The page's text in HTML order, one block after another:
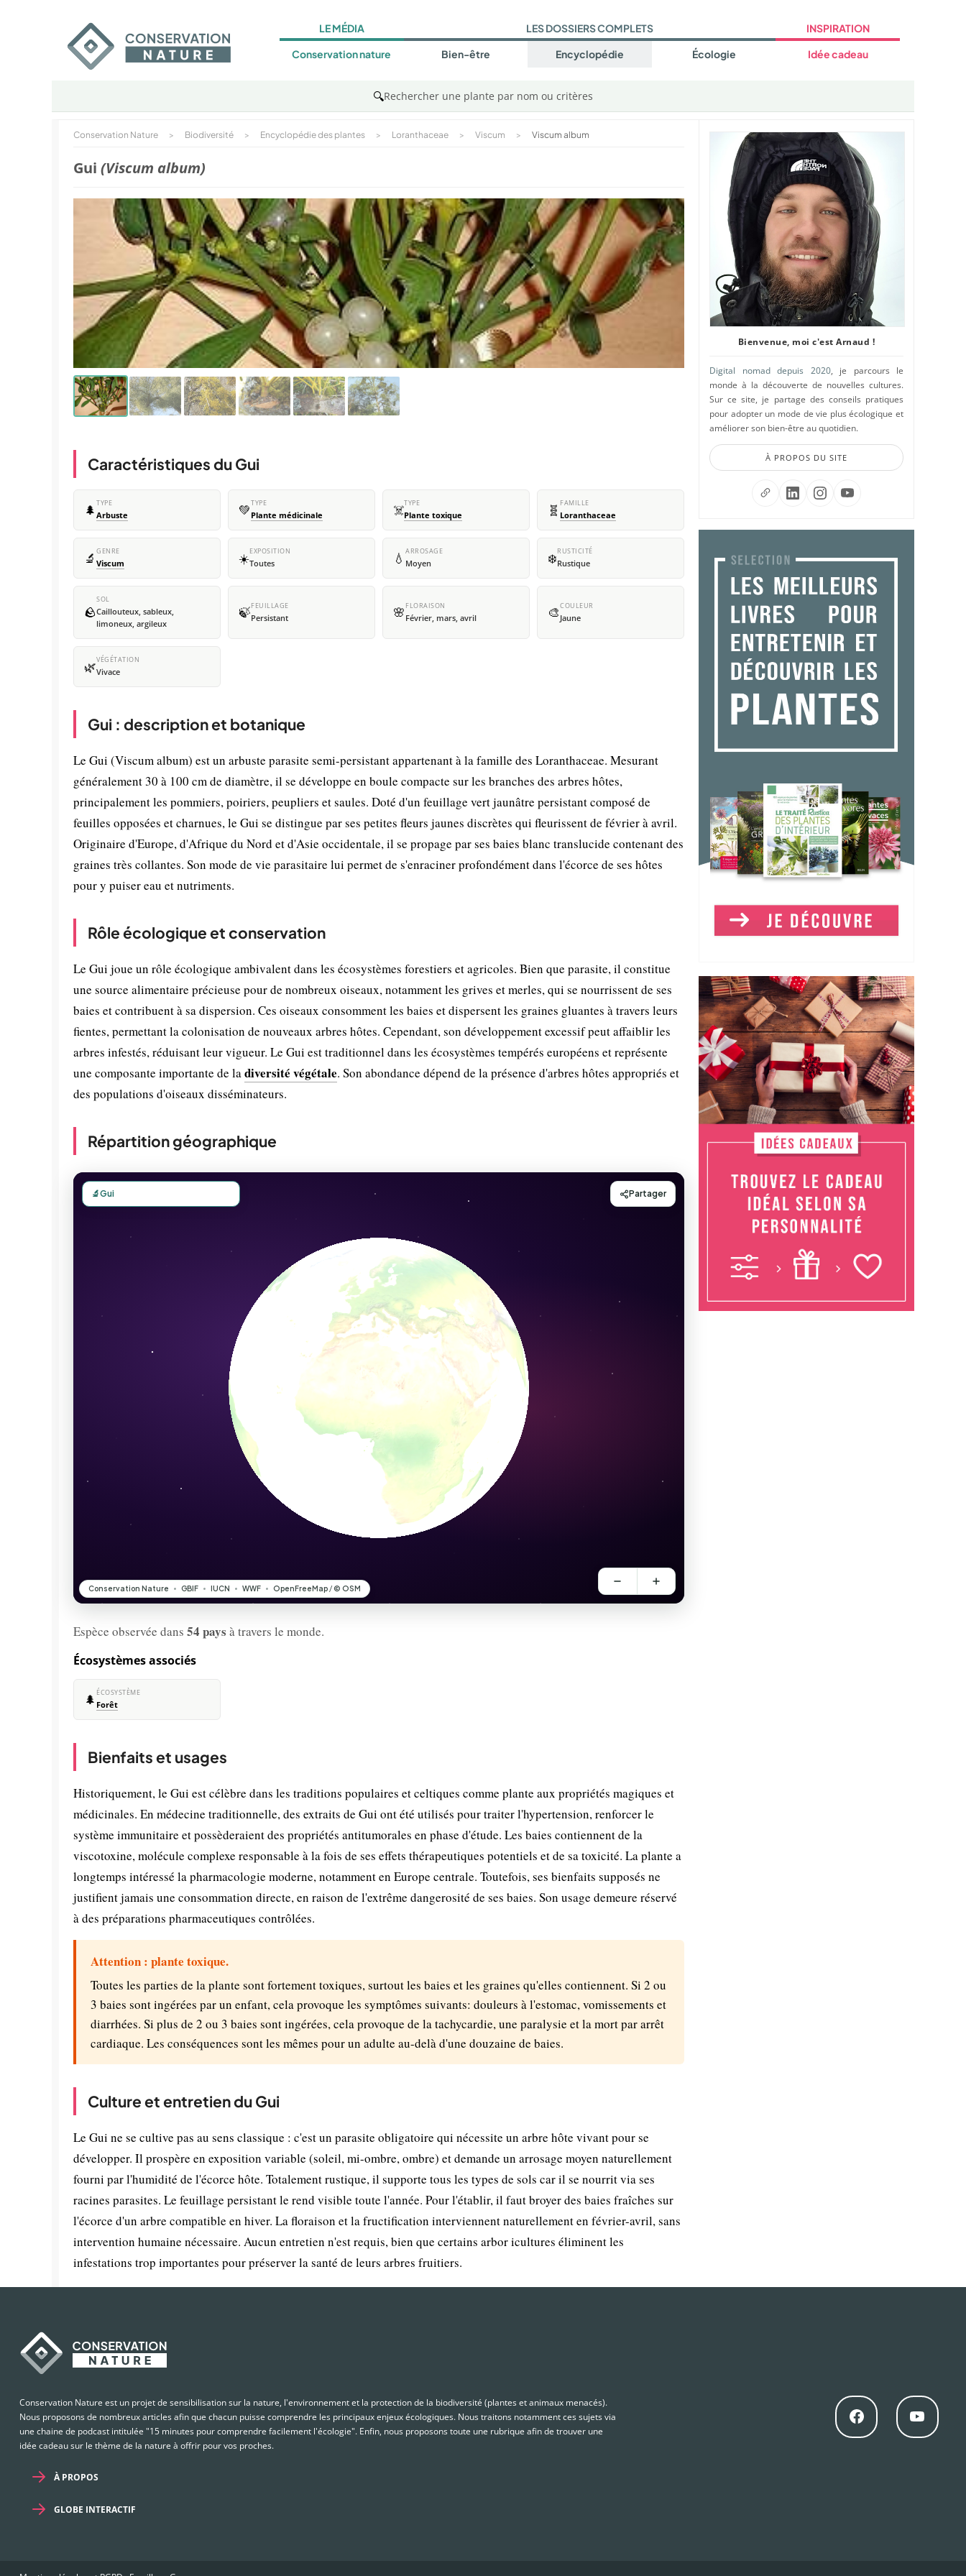
LE MÉDIA
Conservation nature
LES DOSSIERS COMPLETS
Bien-être Encyclopédie Écologie
INSPIRATION
Idée cadeau
🔍Rechercher une plante par nom ou critères
Conservation Nature > Biodiversité > Encyclopédie des plantes > Loranthaceae > Viscum > Viscum album
Gui (Viscum album)
Caractéristiques du Gui
🌲 TYPE
Arbuste 💚TYPE
Plante médicinale ☠️TYPE
Plante toxique 🧬 FAMILLE
Loranthaceae
🔬 GENRE
Viscum ☀️EXPOSITION
Toutes 💧 ARROSAGE
Moyen ❄️RUSTICITÉ
Rustique
🪨
SOL
Caillouteux, sableux,
limoneux, argileux
🍃FEUILLAGE
Persistant 🌸 FLORAISON
Février, mars, avril 🎨COULEUR
Jaune
🌿VÉGÉTATION
Vivace
Gui : description et botanique
Le Gui (Viscum album) est un arbuste parasite semi-persistant appartenant à la famille des Loranthaceae. Mesurant
généralement 30 à 100 cm de diamètre, il se développe en boule compacte sur les branches des arbres hôtes,
principalement les pommiers, poiriers, peupliers et saules. Doté d'un feuillage vert jaunâtre persistant composé de
feuilles opposées et charnues, le Gui se distingue par ses petites fleurs jaunes discrètes qui fleurissent de février à avril.
Originaire d'Europe, d'Afrique du Nord et d'Asie occidentale, il se propage par ses baies blanc translucide contenant des
graines très collantes. Son mode de vie parasitaire lui permet de s'enraciner profondément dans l'écorce de ses hôtes
pour y puiser eau et nutriments.
Rôle écologique et conservation
Le Gui joue un rôle écologique ambivalent dans les écosystèmes forestiers et agricoles. Bien que parasite, il constitue
une source alimentaire précieuse pour de nombreux oiseaux, notamment les grives et merles, qui se nourrissent de ses
baies et contribuent à sa dispersion. Ces oiseaux consomment les baies et dispersent les graines gluantes à travers leurs
fientes, permettant la colonisation de nouveaux arbres hôtes. Cependant, son développement excessif peut affaiblir les
arbres infestés, réduisant leur vigueur. Le Gui est traditionnel dans les écosystèmes tempérés européens et représente
une composante importante de ladiversité végétale. Son abondance dépend de la présence d'arbres hôtes appropriés et
des populations d'oiseaux disséminateurs.
Répartition géographique
Espèce observée dans 54 pays à travers le monde.
Écosystèmes associés
🌲 ÉCOSYSTÈME
Forêt
Bienfaits et usages
Historiquement, le Gui est célèbre dans les traditions populaires et celtiques comme plante aux propriétés magiques et
médicinales. En médecine traditionnelle, des extraits de Gui ont été utilisés pour traiter l'hypertension, renforcer le
système immunitaire et possèderaient des propriétés antitumorales en phase d'étude. Les baies contiennent de la
viscotoxine, molécule complexe responsable à la fois de ses effets thérapeutiques potentiels et de sa toxicité. La plante a
longtemps intéressé la pharmacologie moderne, notamment en Europe centrale. Toutefois, ses bienfaits supposés ne
justifient jamais une consommation directe, en raison de l'extrême dangerosité de ses baies. Son usage demeure réservé
à des préparations pharmaceutiques contrôlées.
Attention : plante toxique.
Toutes les parties de la plante sont fortement toxiques, surtout les baies et les graines qu'elles contiennent. Si 2 ou
3 baies sont ingérées par un enfant, cela provoque les symptômes suivants: douleurs à l'estomac, vomissements et
diarrhées. Si plus de 2 ou 3 baies sont ingérées, cela provoque de la tachycardie, une paralysie et la mort par arrêt
cardiaque. Les conséquences sont les mêmes pour un adulte au-delà d'une douzaine de baies.
Culture et entretien du Gui
Le Gui ne se cultive pas au sens classique : c'est un parasite obligatoire qui nécessite un arbre hôte vivant pour se
développer. Il prospère en exposition variable (soleil, mi-ombre, ombre) et demande un arrosage moyen naturellement
fourni par l'humidité de l'écorce hôte. Totalement rustique, il supporte tous les types de sols car il se nourrit via ses
racines parasites. Le feuillage persistant le rend visible toute l'année. Pour l'établir, il faut broyer des baies fraîches sur
l'écorce d'un arbre compatible en hiver. La floraison et la fructification interviennent naturellement en février-avril, sans
intervention humaine nécessaire. Aucun entretien n'est requis, bien que certains arbor icultures éliminent les
infestations trop importantes pour préserver la santé de leurs arbres fruitiers.
Bienvenue, moi c'est Arnaud !
Digital nomad depuis 2020, je parcours le
monde à la découverte de nouvelles cultures.
Sur ce site, je partage des conseils pratiques
pour adopter un mode de vie plus écologique et
améliorer son bien-être au quotidien.
À PROPOS DU SITE
Conservation Nature est un projet de sensibilisation sur la nature, l'environnement et la protection de la biodiversité (plantes et animaux menacés).
Nous proposons de nombreux articles afin que chacun puisse comprendre les principaux enjeux écologiques. Nous traitons notamment ces sujets via
une chaine de podcast intitulée "15 minutes pour comprendre facilement l'écologie". Enfin, nous proposons toute une rubrique afin de trouver une
idée cadeau sur le thème de la nature à offrir pour vos proches.
À PROPOS
GLOBE INTERACTIF